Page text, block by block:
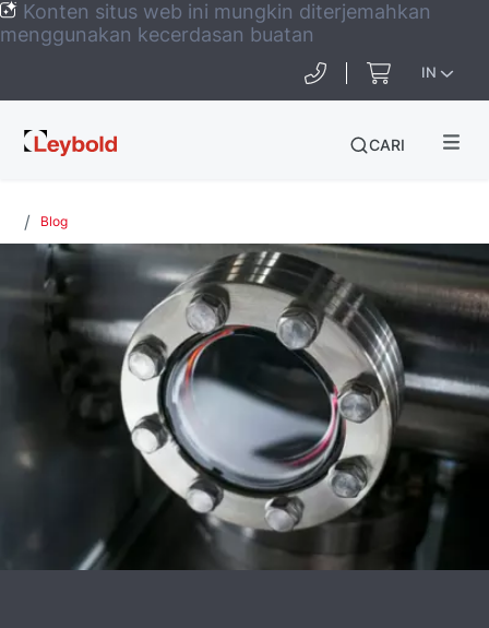
Konten situs web ini mungkin diterjemahkan
menggunakan kecerdasan buatan
IN
Leybold
CARI
Blog